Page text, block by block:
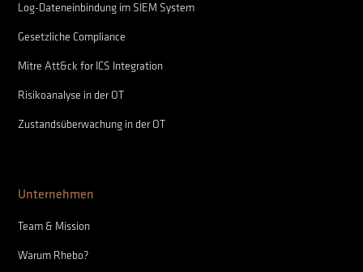
Log-Dateneinbindung im SIEM System
Gesetzliche Compliance
Mitre Att&ck for ICS Integration
Risikoanalyse in der OT
Zustandsüberwachung in der OT
Unternehmen
Team & Mission
Warum Rhebo?